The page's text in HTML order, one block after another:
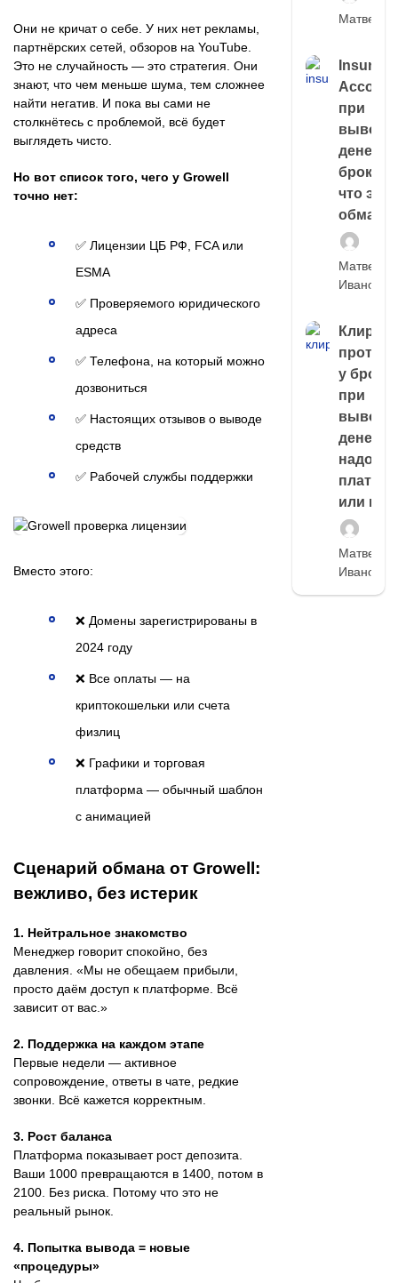
Они не кричат о себе. У них нет рекламы,
партнёрских сетей, обзоров на YouTube.
Это не случайность — это стратегия. Они
знают, что чем меньше шума, тем сложнее
найти негатив. И пока вы сами не
столкнётесь с проблемой, всё будет
выглядеть чисто.
Но вот список того, чего у Growell
точно нет:
✅ Лицензии ЦБ РФ, FCA или
ESMA
✅ Проверяемого юридического
адреса
✅ Телефона, на который можно
дозвониться
✅ Настоящих отзывов о выводе
средств
✅ Рабочей службы поддержки
Вместо этого:
❌ Домены зарегистрированы в
2024 году
❌ Все оплаты — на
криптокошельки или счета
физлиц
❌ Графики и торговая
платформа — обычный шаблон
с анимацией
Сценарий обмана от Growell:
вежливо, без истерик
1. Нейтральное знакомство
Менеджер говорит спокойно, без
давления. «Мы не обещаем прибыли,
просто даём доступ к платформе. Всё
зависит от вас.»
2. Поддержка на каждом этапе
Первые недели — активное
сопровождение, ответы в чате, редкие
звонки. Всё кажется корректным.
3. Рост баланса
Платформа показывает рост депозита.
Ваши 1000 превращаются в 1400, потом в
2100. Без риска. Потому что это не
реальный рынок.
4. Попытка вывода = новые
«процедуры»
Матвей
Account
при
выводе
денег у
что это,
обман?
Матвей
Иванов
Клиринг
у
при
выводе
денег,
надо
платить
или
Матвей
Иванов